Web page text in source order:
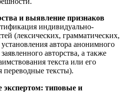
и выявление признаков
индивидуально-
(лексических, грамматических,
автора анонимного
авторства, а также
текста или его
переводные тексты).
типовые и